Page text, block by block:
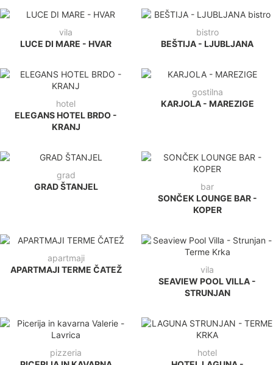
vila
LUCE DI MARE - HVAR
bistro
BEŠTIJA - LJUBLJANA
hotel
ELEGANS HOTEL BRDO -
KRANJ
gostilna
KARJOLA - MAREZIGE
grad
GRAD ŠTANJEL
bar
SONČEK LOUNGE BAR -
KOPER
apartmaji
APARTMAJI TERME ČATEŽ
vila
SEAVIEW POOL VILLA -
STRUNJAN
pizzeria
hotel